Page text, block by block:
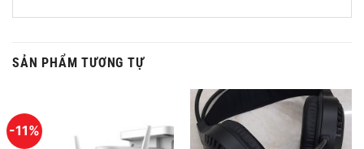
SẢN PHẨM TƯƠNG TỰ
-11%